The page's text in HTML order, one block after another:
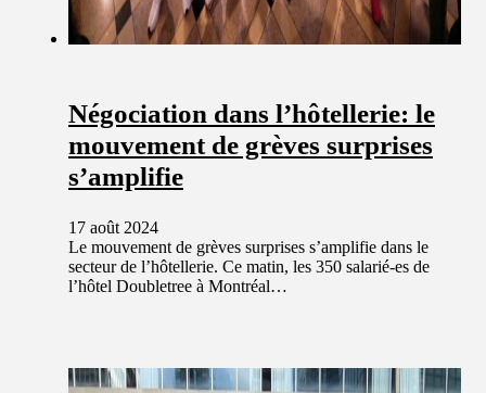
Négociation dans l’hôtellerie: le
mouvement de grèves surprises
s’amplifie
17 août 2024
Le mouvement de grèves surprises s’amplifie dans le
secteur de l’hôtellerie. Ce matin, les 350 salarié-es de
l’hôtel Doubletree à Montréal…